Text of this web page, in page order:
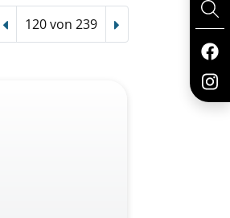
Vorheriger Treffer
120 von 239 Nächster Treffer